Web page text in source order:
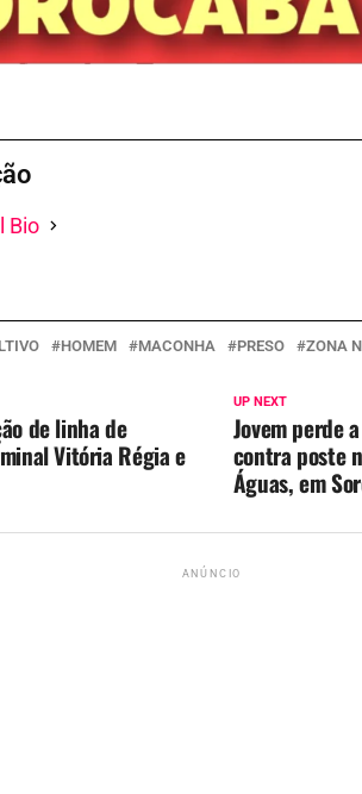
Bio
HOMEM MACONHA PRESO ZONA
UP NEXT
Jovem perde
contra poste
Águas, em
de linha de
Vitória Régia e
ANÚNCIO